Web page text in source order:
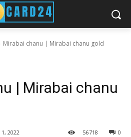
Mirabai chanu | Mirabai chanu gold
| Mirabai chanu
2022 0
56718